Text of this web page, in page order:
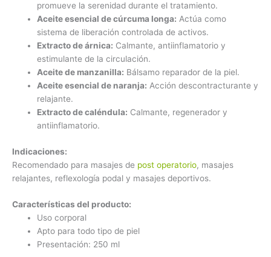
promueve la serenidad durante el tratamiento.
Aceite esencial de cúrcuma longa: Actúa como
sistema de liberación controlada de activos.
Extracto de árnica: Calmante, antiinflamatorio y
estimulante de la circulación.
Aceite de manzanilla: Bálsamo reparador de la piel.
Aceite esencial de naranja: Acción descontracturante y
relajante.
Extracto de caléndula: Calmante, regenerador y
antiinflamatorio.
Indicaciones:
Recomendado para masajes de post operatorio, masajes
relajantes, reflexología podal y masajes deportivos.
Características del producto:
Uso corporal
Apto para todo tipo de piel
Presentación: 250 ml